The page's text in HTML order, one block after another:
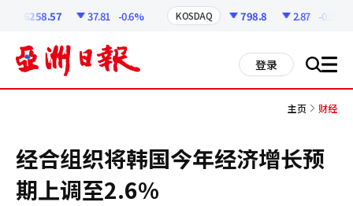
6258.57 37.81 -0.6% KOSDAQ 798.8 2.87 -0.36%
登录 搜 all
主页 财经
经合组织将韩国今年经济增长预
期上调至2.6%